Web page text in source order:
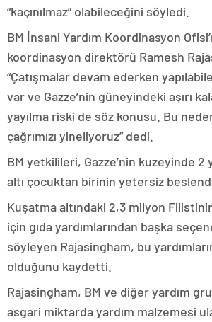
“kaçınılmaz” olabileceğini söyledi.
BM İnsani Yardım Koordinasyon
koordinasyon direktörü Ramesh
“Çatışmalar devam ederken
var ve Gazze’nin güneyindeki aşırı
yayılma riski de söz konusu. Bu
çağrımızı yineliyoruz” dedi.
BM yetkilileri, Gazze’nin kuzeyinde 2
altı çocuktan birinin yetersiz
Kuşatma altındaki 2,3 milyon
için gıda yardımlarından başka
söyleyen Rajasingham, bu
olduğunu kaydetti.
Rajasingham, BM ve diğer yardım
asgari miktarda yardım malzemesi